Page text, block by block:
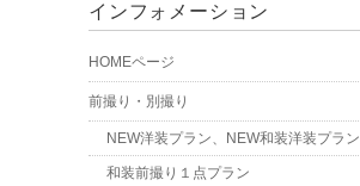
インフォメーション
HOMEページ
前撮り・別撮り
NEW洋装プラン、NEW和装洋装プラン
和装前撮り１点プラン